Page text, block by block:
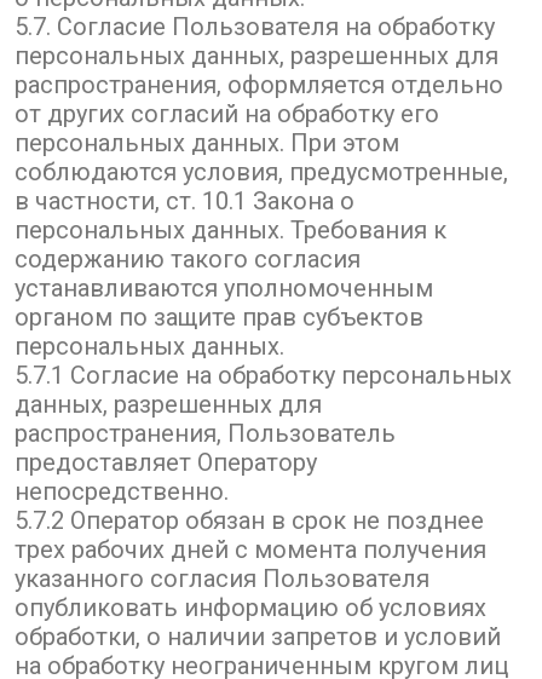
5.7. Согласие Пользователя на обработку
персональных данных, разрешенных для
распространения, оформляется отдельно
от других согласий на обработку его
персональных данных. При этом
соблюдаются условия, предусмотренные,
в частности, ст. 10.1 Закона о
персональных данных. Требования к
содержанию такого согласия
устанавливаются уполномоченным
органом по защите прав субъектов
персональных данных.
5.7.1 Согласие на обработку персональных
данных, разрешенных для
распространения, Пользователь
предоставляет Оператору
непосредственно.
5.7.2 Оператор обязан в срок не позднее
трех рабочих дней с момента получения
указанного согласия Пользователя
опубликовать информацию об условиях
обработки, о наличии запретов и условий
на обработку неограниченным кругом лиц